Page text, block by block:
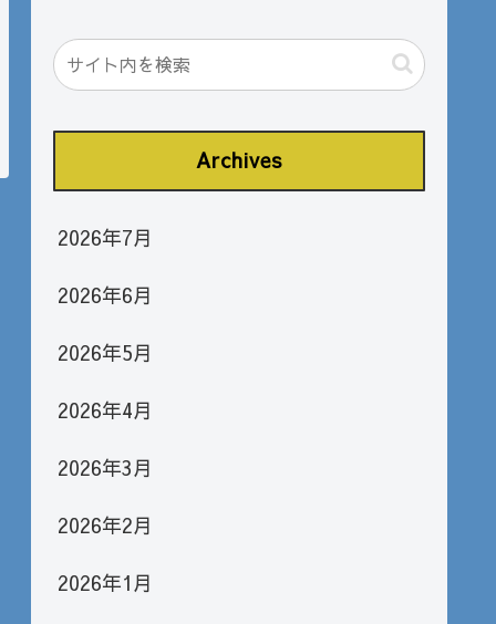
Archives
2026年7月
2026年6月
2026年5月
2026年4月
2026年3月
2026年2月
2026年1月